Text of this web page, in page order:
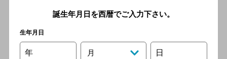
分
神戸ホルモン慶
誕生年月日を西暦でご入力下さい。
生年月日
年 月 日